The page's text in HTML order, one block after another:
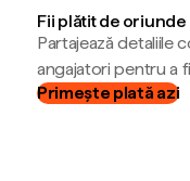
Fii plătit de oriunde
Partajează detaliile
angajatori pentru a
Primește plată azi